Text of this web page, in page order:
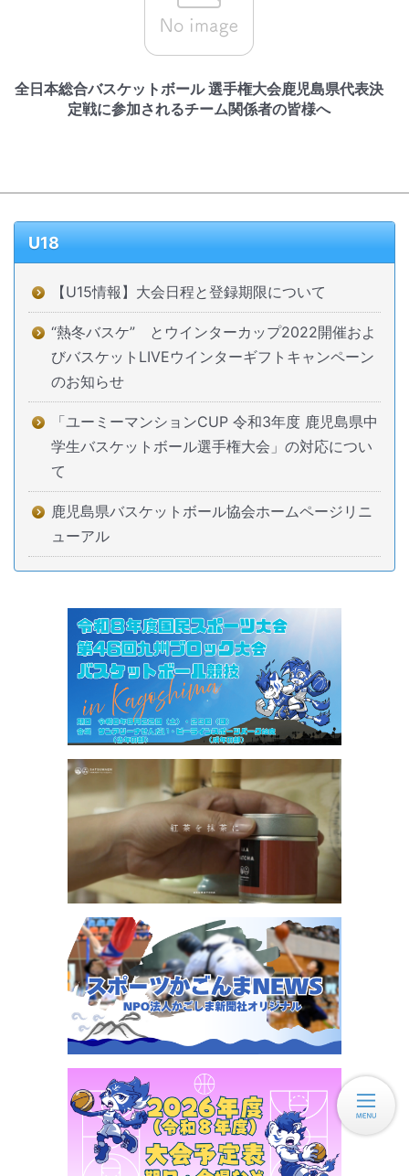
全日本総合バスケットボール 選手権大会鹿児島県代表決
定戦に参加されるチーム関係者の皆様へ
U18
【U15情報】大会日程と登録期限について
“熱冬バスケ” とウインターカップ2022開催およ
びバスケットLIVEウインターギフトキャンペーン
のお知らせ
「ユーミーマンションCUP 令和3年度 鹿児島県中
学生バスケットボール選手権大会」の対応につい
て
鹿児島県バスケットボール協会ホームページリニ
ューアル